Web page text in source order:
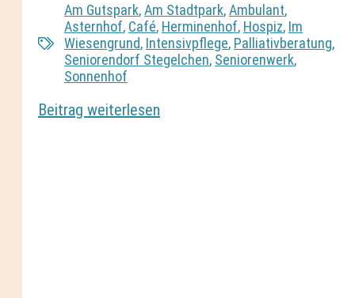
Am Gutspark,Am Stadtpark,Ambulant,
Asternhof, Café, Herminenhof, Hospiz, Im
Wiesengrund, Intensivpflege, Palliativberatung,
Seniorendorf Stegelchen, Seniorenwerk,
Sonnenhof
Beitrag weiterlesen